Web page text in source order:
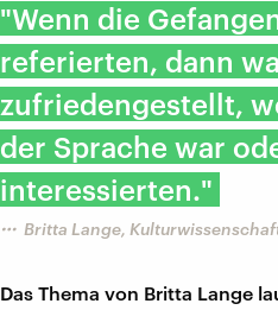
"Wenn die
referierten, dann
zufriedengestellt,
der Sprache war
interessierten."
Britta Lange,
Das Thema von Britta Lange